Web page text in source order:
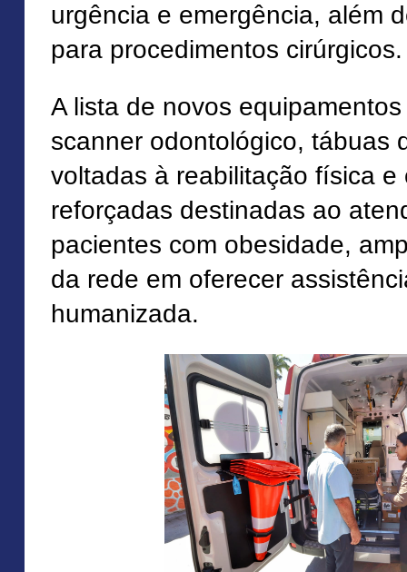
urgência e emergência, além
para procedimentos cirúrgicos.
A lista de novos
scanner odontológico, tábuas
voltadas à reabilitação física e
reforçadas destinadas ao
pacientes com obesidade,
da rede em oferecer
humanizada.